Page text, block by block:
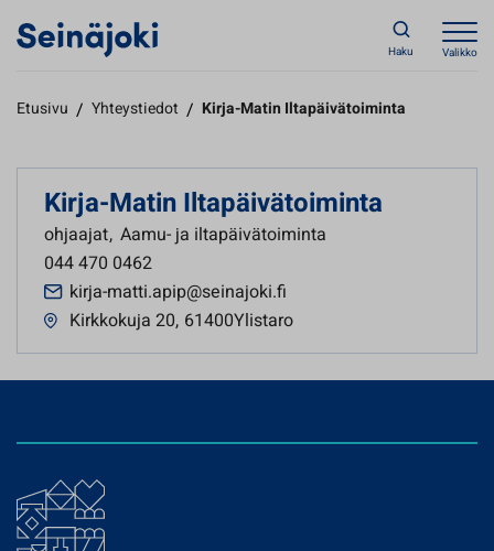
Haku Valikko
Etusivu / Yhteystiedot / Kirja-Matin Iltapäivätoiminta
Kirja-Matin Iltapäivätoiminta
ohjaajat, Aamu- ja iltapäivätoiminta
044 470 0462
kirja-matti.apip@seinajoki.fi
Kirkkokuja 20, 61400Ylistaro